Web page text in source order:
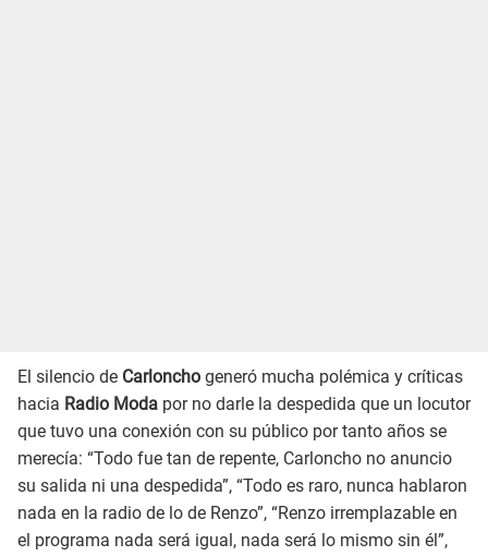
El silencio de Carloncho generó mucha polémica y críticas
hacia Radio Moda por no darle la despedida que un locutor
que tuvo una conexión con su público por tanto años se
merecía: “Todo fue tan de repente, Carloncho no anuncio
su salida ni una despedida”, “Todo es raro, nunca hablaron
nada en la radio de lo de Renzo”, “Renzo irremplazable en
el programa nada será igual, nada será lo mismo sin él”,